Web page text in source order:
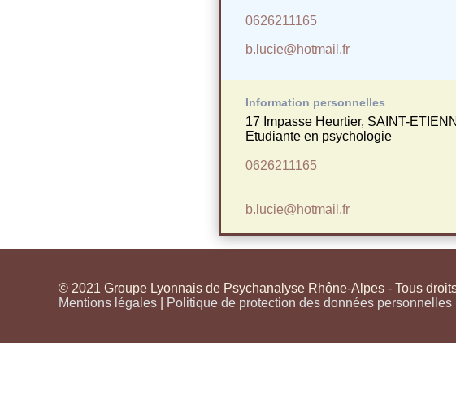
0626211165
b.lucie@hotmail.fr
Information personnelles
17 Impasse Heurtier, SAINT-
Etudiante en psychologie
0626211165
b.lucie@hotmail.fr
© 2021 Groupe Lyonnais de Psychanalyse Rhône-Alpes - Tous
Mentions légales
Politique de protection des données personnelles